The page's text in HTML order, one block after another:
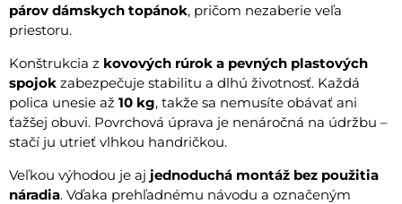
párov dámskych topánok, pričom nezaberie veľa
priestoru.
Konštrukcia z kovových rúrok a pevných plastových
spojok zabezpečuje stabilitu a dlhú životnosť. Každá
polica unesie až 10 kg, takže sa nemusíte obávať ani
ťažšej obuvi. Povrchová úprava je nenáročná na údržbu –
stačí ju utrieť vlhkou handričkou.
Veľkou výhodou je aj jednoduchá montáž bez použitia
náradia. Vďaka prehľadnému návodu a označeným